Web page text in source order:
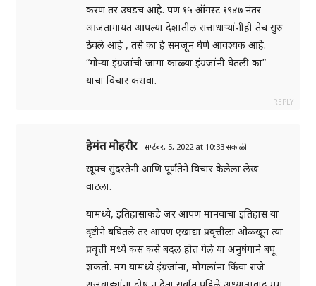
करण तर उघडच आहे. पण १५ ऑगस्ट १९४७ नंतर
आजतागायत आपल्या देशातील सत्ताधाऱ्यांनीही तेच सुरु
ठेवले आहे , तसे का हे समजून घेणे आवश्यक आहे.
“गोऱ्या इंग्रजांची जागा काळ्या इंग्रजांनी घेतली का”
याचा विचार करावा.
REPLY
हेमंत मोहरीर सप्टेंबर, 5, 2022 at 10:33 सकाळी
खूपच सुंदरतेनी आणि पूर्णतेने विचार केलेला लेख
वाटला.
यामध्ये, इतिहासाकडे जर आपण मानवाचा इतिहास या
दृष्टीने बघितले तर आपण एखाद्या प्रवृत्तीला ओळखून त्या
प्रवृत्ती मध्ये कस कसे बदल होत गेले या अनुषंगाने बघू
शकतो. मग यामध्ये इंग्रजांना, मोगलांना किंवा राजे